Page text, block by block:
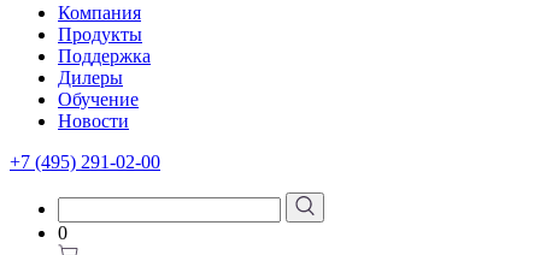
Компания
Продукты
Поддержка
Дилеры
Обучение
Новости
+7 (495) 291-02-00
0